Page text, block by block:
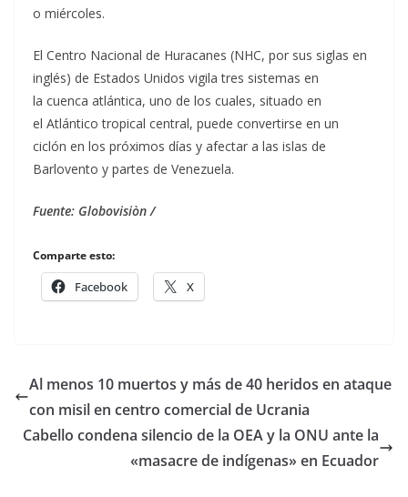
o miércoles.
El Centro Nacional de Huracanes (NHC, por sus siglas en
inglés) de Estados Unidos vigila tres sistemas en
la cuenca atlántica, uno de los cuales, situado en
el Atlántico tropical central, puede convertirse en un
ciclón en los próximos días y afectar a las islas de
Barlovento y partes de Venezuela.
Fuente: Globovisiòn /
Comparte esto:
Facebook X
Al menos 10 muertos y más de 40 heridos en ataque
con misil en centro comercial de Ucrania
Cabello condena silencio de la OEA y la ONU ante la
«masacre de indígenas» en Ecuador